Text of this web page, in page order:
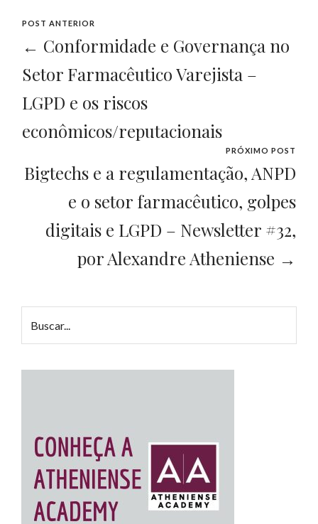
POST ANTERIOR
← Conformidade e Governança no
Setor Farmacêutico Varejista –
LGPD e os riscos
econômicos/reputacionais
PRÓXIMO POST
Bigtechs e a regulamentação, ANPD
e o setor farmacêutico, golpes
digitais e LGPD – Newsletter #32,
por Alexandre Atheniense →